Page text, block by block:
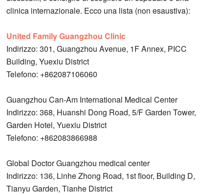
clinica internazionale. Ecco una lista (non esaustiva):
United Family Guangzhou Clinic
Indirizzo: 301, Guangzhou Avenue, 1F Annex, PICC
Building, Yuexiu District
Telefono: +862087106060
Guangzhou Can-Am International Medical Center
Indirizzo: 368, Huanshi Dong Road, 5/F Garden Tower,
Garden Hotel, Yuexiu District
Telefono: +862083866988
Global Doctor Guangzhou medical center
Indirizzo: 136, Linhe Zhong Road, 1st floor, Building D,
Tianyu Garden, Tianhe District